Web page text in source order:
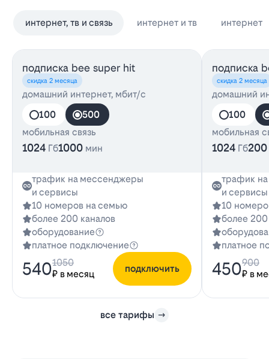
интернет, тв и связь интернет и тв интернет
подписка bee super hit
скидка 2 месяца
домашний интернет, мбит/с
100
500
мобильная связь
1024 Гб1000 мин
трафик на мессенджеры
и сервисы
10 номеров на семью
более 200 каналов
оборудование
платное подключение
540₽ в месяц
1050
подключить
подписка
скидка 2 месяца
домашний
100
мобильная
1024 Гб200
трафик
и сервисы
10
более 200
платное
450₽ в
900
все тарифы